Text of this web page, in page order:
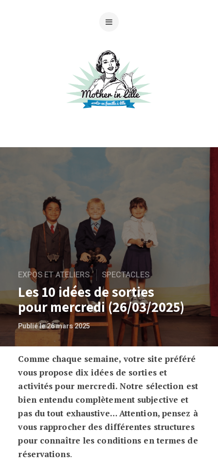
EXPOS ET ATELIERS SPECTACLES
Les 10 idées de sorties
pour mercredi (26/03/2025)
Publié le 26 mars 2025
Les 10 idées de sorties pour mercredi
Comme chaque semaine, votre site préféré
vous propose dix idées de sorties et
activités pour mercredi. Notre sélection est
bien entendu complètement subjective et
pas du tout exhaustive… Attention, pensez à
vous rapprocher des différentes structures
pour connaître les conditions en termes de
réservations.